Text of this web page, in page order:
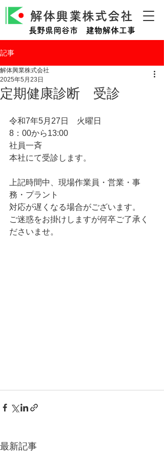
解体興業株式会社
長野県岡谷市 建物解体工事
記事
定期健康診断 受診
解体興業株式会社
2025年5月23日
令和7年5月27日　火曜日
8：00から13:00
社員一斉
本社にて受診します。
上記時間中、現場作業員・営業・事
務・プラント
対応が遅くなる場合がございます。
ご迷惑をお掛けしますが何卒ご了承く
ださいませ。
最新記事